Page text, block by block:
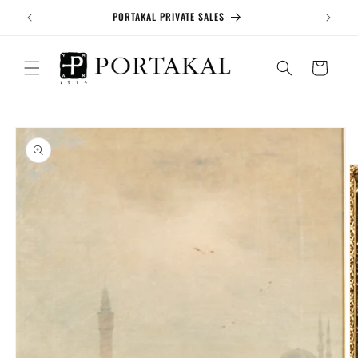
İçeriğe
atla
PORTAKAL PRIVATE SALES
Sepet
Ürün
bilgisine
atla